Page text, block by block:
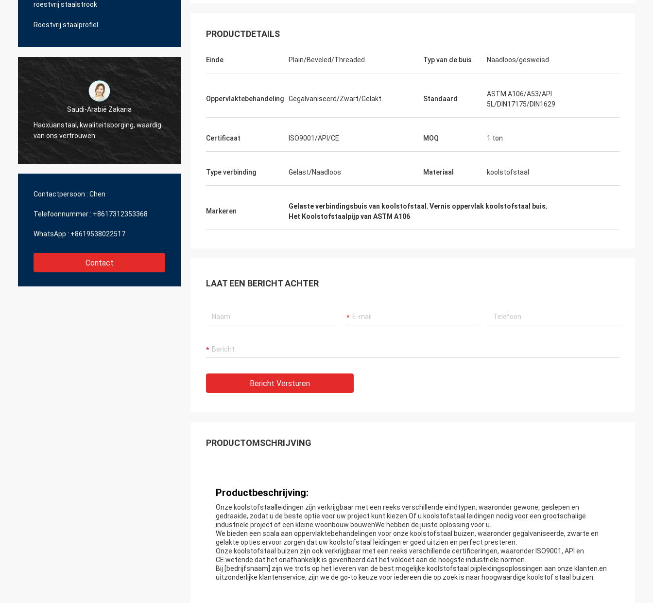
roestvrij staalstrook
Roestvrij staalprofiel
Saudi-Arabië Zakaria
Haoxuanstaal, kwaliteitsborging, waardig
van ons vertrouwen.
van ons vertrouwen.
Contactpersoon : Chen
Telefoonnummer : +8617312353368
WhatsApp : +8619538022517
Contact
PRODUCTDETAILS
Einde Plain/Beveled/Threaded Typ van de buis Naadloos/gesweisd
Oppervlaktebehandeling Gegalvaniseerd/Zwart/Gelakt Standaard
ASTM A106/A53/API
5L/DIN17175/DIN1629
Certificaat ISO9001/API/CE MOQ 1 ton
Type verbinding Gelast/Naadloos Materiaal koolstofstaal
Markeren
Gelaste verbindingsbuis van koolstofstaal , Vernis oppervlak koolstofstaal buis,
Het Koolstofstaalpijp van ASTM A106
LAAT EEN BERICHT ACHTER
Bericht Versturen
PRODUCTOMSCHRIJVING
Productbeschrijving:
Onze koolstofstaalleidingen zijn verkrijgbaar met een reeks verschillende eindtypen, waaronder gewone, geslepen en
gedraaide, zodat u de beste optie voor uw project kunt kiezen.Of u koolstofstaal leidingen nodig voor een grootschalige
industriële project of een kleine woonbouw bouwenWe hebben de juiste oplossing voor u.
We bieden een scala aan oppervlaktebehandelingen voor onze koolstofstaal buizen, waaronder gegalvaniseerde, zwarte en
gelakte opties.ervoor zorgen dat uw koolstofstaal leidingen er goed uitzien en perfect presteren.
Onze koolstofstaal buizen zijn ook verkrijgbaar met een reeks verschillende certificeringen, waaronder ISO9001, API en
CE.wetende dat het onafhankelijk is geverifieerd dat het voldoet aan de hoogste industriële normen.
Bij [bedrijfsnaam] zijn we trots op het leveren van de best mogelijke koolstofstaal pijpleidingsoplossingen aan onze klanten.en
uitzonderlijke klantenservice, zijn we de go-to keuze voor iedereen die op zoek is naar hoogwaardige koolstof staal buizen.